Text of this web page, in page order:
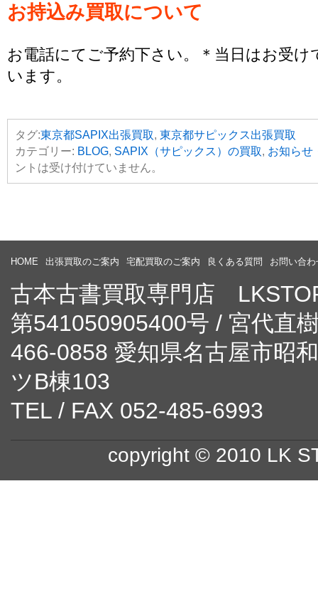
お持込み買取について
お電話にてご予約下さい。＊当日はお受
います。
タグ:東京都SAPIX出張買取, 東京都サピックス出張買取
カテゴリー: BLOG, SAPIX（サピックス）の買取, お知らせ
ントは受け付けていません。
HOME 出張買取のご案内 宅配買取のご案内 良くある質問 お問い合わ
古本古書買取専門店
第541050905400号 / 宮代直
466-0858 愛知県名古屋市昭
ツB棟103
TEL / FAX 052-485-6993
copyright © 2010 LK